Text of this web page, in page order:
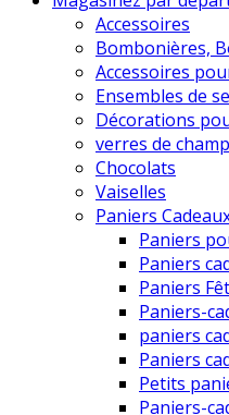
Accessoires
Bombonières,
Accessoires
Ensembles de
Décorations
verres de
Chocolats
Vaiselles
Paniers
Paniers
Paniers
Paniers
Paniers-
paniers
Paniers
Petits
Paniers-